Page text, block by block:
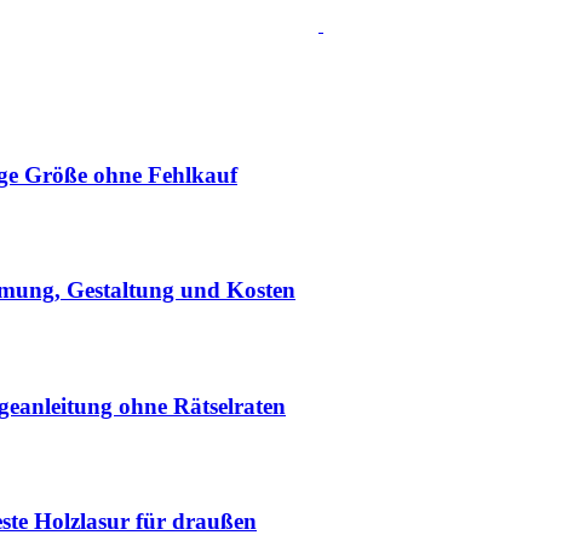
Größe ohne Fehlkauf
Gestaltung und Kosten
ohne Rätselraten
Holzlasur für draußen